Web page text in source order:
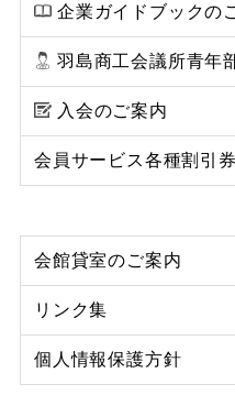
企業ガイドブックの
羽島商工会議所青年
入会のご案内
会員サービス各種割引券
会館貸室のご案内
リンク集
個人情報保護方針